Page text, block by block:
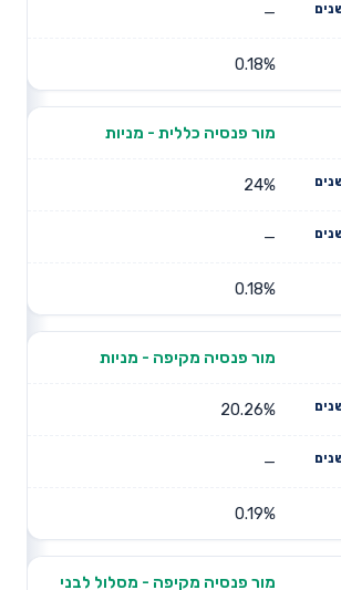
—
0.18%
מור פנסיה כללית - מניות
24%
—
0.18%
מור פנסיה מקיפה - מניות
20.26%
—
0.19%
מור פנסיה מקיפה - מסלול לבני